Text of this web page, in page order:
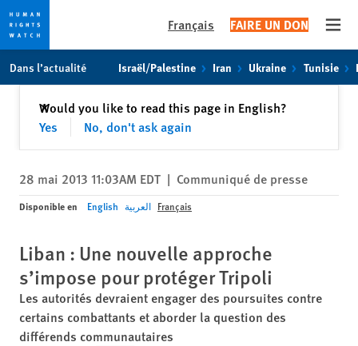
toto
content
Français FAIRE UN DON
Dans l’actualité Israël/Palestine Iran Ukraine Tunisie
Would you like to read this page in English?
Yes
No, don't ask again
✕Fermer
28 mai 2013 11:03AM EDT | Communiqué de presse
Disponible en English العربية Français
Liban : Une nouvelle approche
s’impose pour protéger Tripoli
Les autorités devraient engager des poursuites contre
certains combattants et aborder la question des
différends communautaires